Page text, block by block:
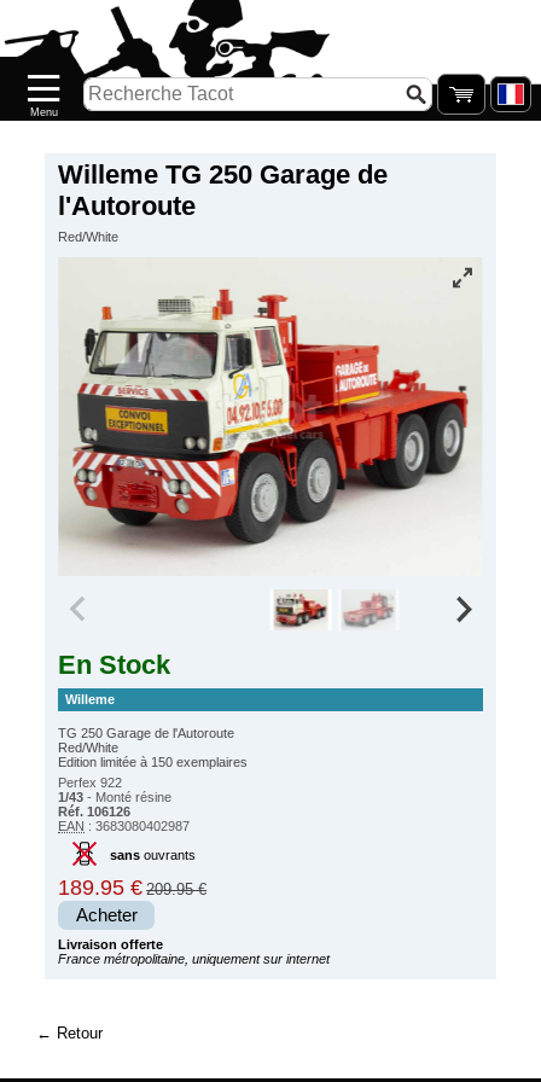
Willeme TG 250 Garage de
l'Autoroute
Red/White
En Stock
Willeme
TG 250 Garage de l'Autoroute
Red/White
Edition limitée à 150 exemplaires
Perfex 922
1/43 - Monté résine
Réf. 106126
EAN : 3683080402987
sansouvrants
189.95 € 209.95 €
Acheter
Livraison offerte
France métropolitaine, uniquement sur internet
Retour
Nouveautés
Catalogue/Stock
PETITS
PRIX
Seconde